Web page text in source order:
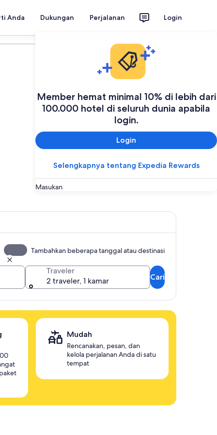
Anda Dukungan Perjalanan Login
Member hemat minimal 10% di lebih dari
100.000 hotel di seluruh dunia apabila
login.
Login
Selengkapnya tentang Expedia Rewards
Masukan
Tambahkan beberapa tanggal atau destinasi
Traveler
2 traveler, 1 kamar
Cari
Mudah
Rencanakan, pesan, dan
kelola perjalanan Anda di satu
tempat